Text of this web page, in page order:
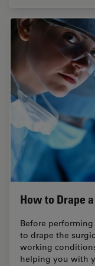
How to Drape
Before
to drape the
working
helping you with